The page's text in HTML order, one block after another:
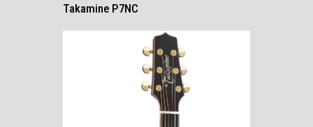
Takamine P7NC